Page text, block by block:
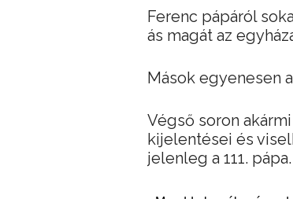
Ferenc pápáról
ás magát az
Mások egyenesen
Végső soron
kijelentései és
jelenleg a 111. pápa.